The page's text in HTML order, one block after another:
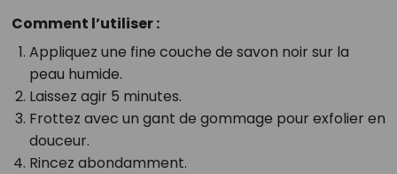
Comment l’utiliser :
Appliquez une fine couche de savon noir sur la
peau humide.
Laissez agir 5 minutes.
Frottez avec un gant de gommage pour exfolier en
douceur.
Rincez abondamment.